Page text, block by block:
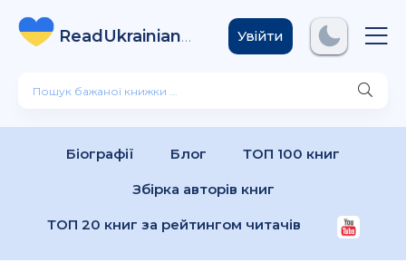
ReadUkrainian
Books .com
Увійти
Біографії Блог ТОП 100 книг
Збірка авторів книг
ТОП 20 книг за рейтингом читачів